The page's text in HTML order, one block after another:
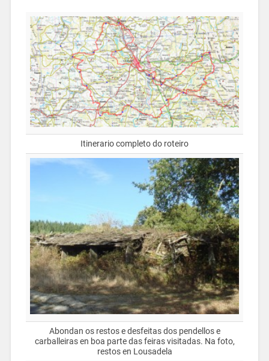
Itinerario completo do roteiro
Abondan os restos e desfeitas dos pendellos e
carballeiras en boa parte das feiras visitadas. Na foto,
restos en Lousadela